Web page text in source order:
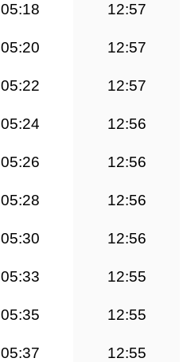
05:18 12:57
05:20 12:57
05:22 12:57
05:24 12:56
05:26 12:56
05:28 12:56
05:30 12:56
05:33 12:55
05:35 12:55
05:37 12:55